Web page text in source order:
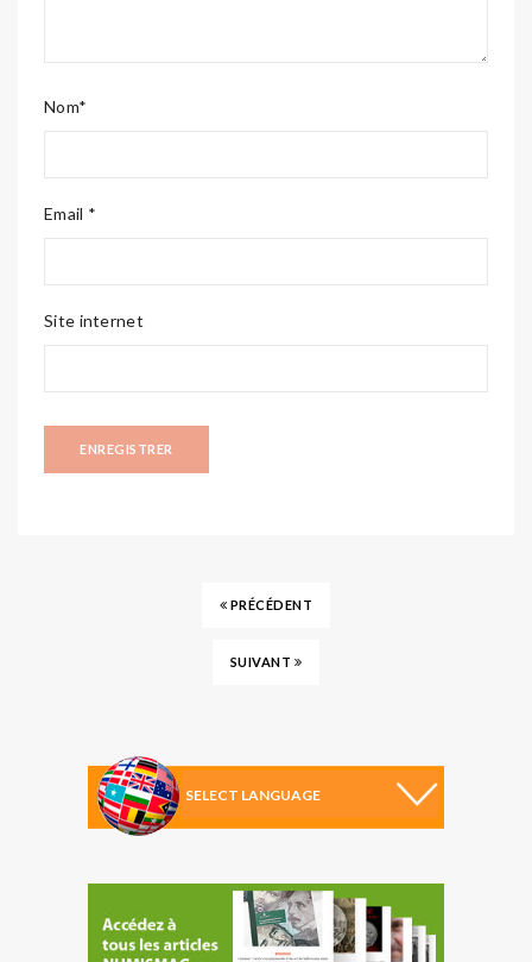
Nom*
Email *
Site internet
PRÉCÉDENT
SUIVANT